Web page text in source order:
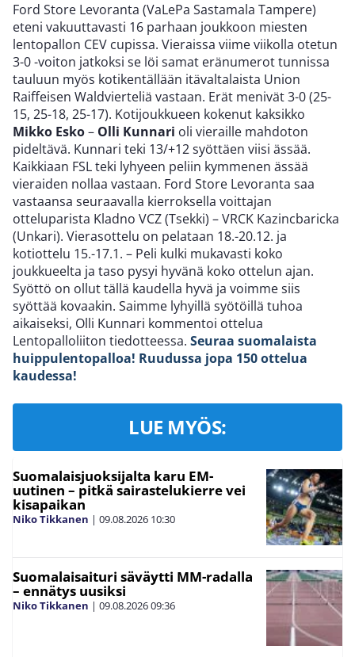
Ford Store Levoranta (VaLePa Sastamala Tampere)
eteni vakuuttavasti 16 parhaan joukkoon miesten
lentopallon CEV cupissa. Vieraissa viime viikolla otetun
3-0 -voiton jatkoksi se löi samat eränumerot tunnissa
tauluun myös kotikentällään itävaltalaista Union
Raiffeisen Waldvierteliä vastaan. Erät menivät 3-0 (25-
15, 25-18, 25-17). Kotijoukkueen kokenut kaksikko
Mikko Esko– Olli Kunnari oli vieraille mahdoton
pideltävä. Kunnari teki 13/+12 syöttäen viisi ässää.
Kaikkiaan FSL teki lyhyeen peliin kymmenen ässää
vieraiden nollaa vastaan. Ford Store Levoranta saa
vastaansa seuraavalla kierroksella voittajan
otteluparista Kladno VCZ (Tsekki) – VRCK Kazincbaricka
(Unkari). Vierasottelu on pelataan 18.-20.12. ja
kotiottelu 15.-17.1. – Peli kulki mukavasti koko
joukkueelta ja taso pysyi hyvänä koko ottelun ajan.
Syöttö on ollut tällä kaudella hyvä ja voimme siis
syöttää kovaakin. Saimme lyhyillä syötöillä tuhoa
aikaiseksi, Olli Kunnari kommentoi ottelua
Lentopalloliiton tiedotteessa. Seuraa suomalaista
huippulentopalloa! Ruudussa jopa 150 ottelua
kaudessa!
LUE MYÖS:
Suomalaisjuoksijalta karu EM-
uutinen – pitkä sairastelukierre vei
kisapaikan
Niko Tikkanen | 09.08.2026 10:30
Suomalaisaituri säväytti MM-radalla
– ennätys uusiksi
Niko Tikkanen | 09.08.202609:36